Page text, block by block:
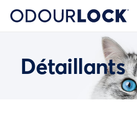
Détaillants